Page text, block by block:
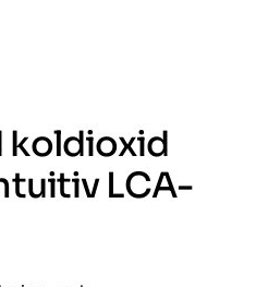
koldioxid
LCA-